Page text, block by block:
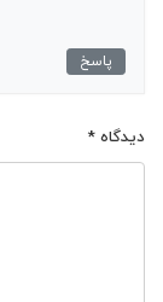
پاسخ
دیدگاه *